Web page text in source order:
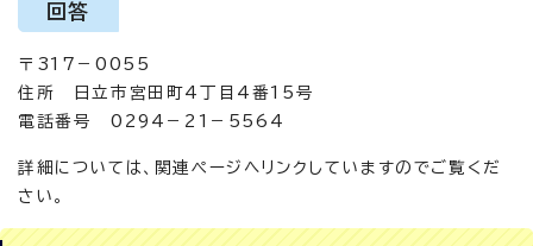
回答
〒317－0055
住所 日立市宮田町4丁目4番15号
電話番号 0294－21－5564
詳細については、関連ページへリンクしていますのでご覧くだ
さい。